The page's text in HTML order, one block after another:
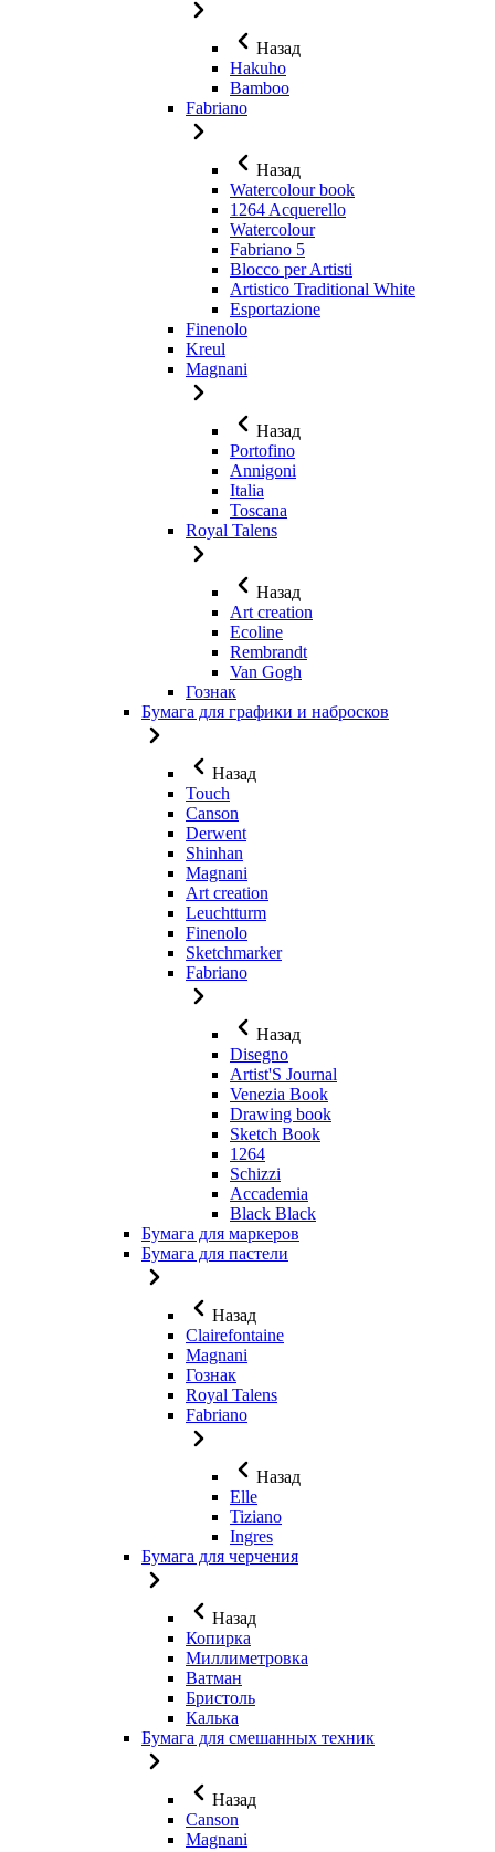
Назад
Hakuho
Bamboo
Fabriano
Назад
Watercolour book
1264 Acquerello
Watercolour
Fabriano 5
Blocco per Artisti
Artistico Traditional White
Esportazione
Finenolo
Kreul
Magnani
Назад
Portofino
Annigoni
Italia
Toscana
Royal Talens
Назад
Art creation
Ecoline
Rembrandt
Van Gogh
Гознак
Бумага для графики и набросков
Назад
Touch
Canson
Derwent
Shinhan
Magnani
Art creation
Leuchtturm
Finenolo
Sketchmarker
Fabriano
Назад
Disegno
Artist'S Journal
Venezia Book
Drawing book
Sketch Book
1264
Schizzi
Accademia
Black Black
Бумага для маркеров
Бумага для пастели
Назад
Clairefontaine
Magnani
Гознак
Royal Talens
Fabriano
Назад
Elle
Tiziano
Ingres
Бумага для черчения
Назад
Копирка
Миллиметровка
Ватман
Бристоль
Калька
Бумага для смешанных техник
Назад
Canson
Magnani